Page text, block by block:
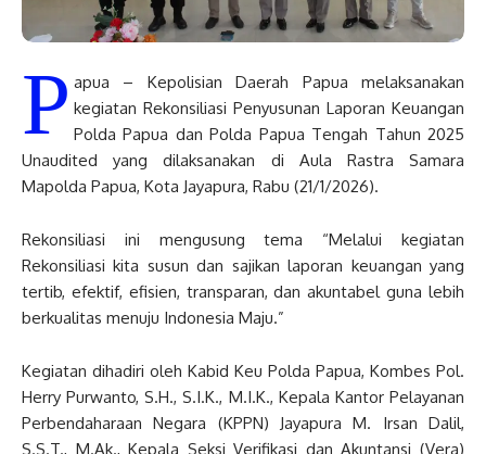
P apua – Kepolisian Daerah Papua melaksanakan
kegiatan Rekonsiliasi Penyusunan Laporan Keuangan
Polda Papua dan Polda Papua Tengah Tahun 2025
Unaudited yang dilaksanakan di Aula Rastra Samara
Mapolda Papua, Kota Jayapura, Rabu (21/1/2026).
Rekonsiliasi ini mengusung tema “Melalui kegiatan
Rekonsiliasi kita susun dan sajikan laporan keuangan yang
tertib, efektif, efisien, transparan, dan akuntabel guna lebih
berkualitas menuju Indonesia Maju.”
Kegiatan dihadiri oleh Kabid Keu Polda Papua, Kombes Pol.
Herry Purwanto, S.H., S.I.K., M.I.K., Kepala Kantor Pelayanan
Perbendaharaan Negara (KPPN) Jayapura M. Irsan Dalil,
S.S.T., M.Ak., Kepala Seksi Verifikasi dan Akuntansi (Vera)